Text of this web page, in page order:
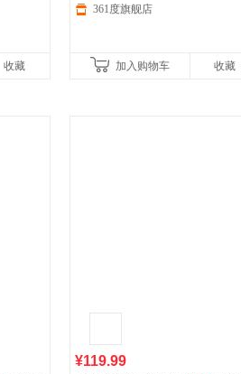
收藏
361度旗舰店
加入购物车 收藏
¥119.99